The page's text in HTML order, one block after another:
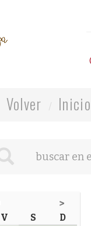
Volver Inicio
>
V S D